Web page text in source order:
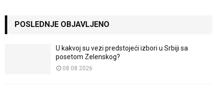
POSLEDNJE OBJAVLJENO
U kakvoj su vezi predstojeći izbori u Srbiji sa
posetom Zelenskog?
08.08.2026